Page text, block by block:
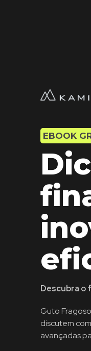
EBOOK
Descubra o
Guto
discutem
avançadas